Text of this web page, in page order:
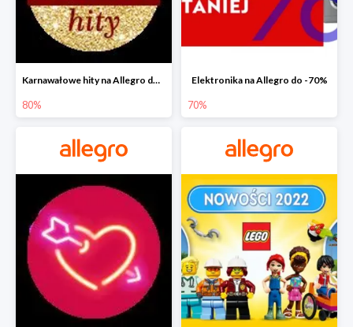
Karnawałowe hity na Allegro do -80%
80%
Elektronika na Allegro do -70%
70%